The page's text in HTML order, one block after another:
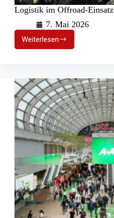
Logistik im Offroad-Einsatz
7. Mai 2026
Weiterlesen
Logistik
im